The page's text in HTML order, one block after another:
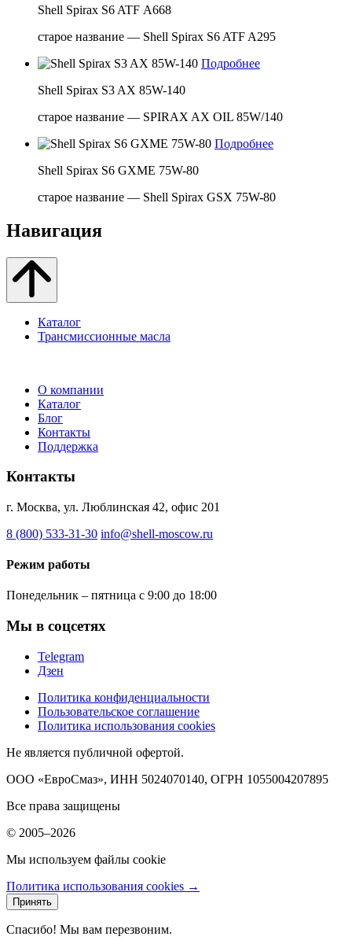
Shell Spirax S6 ATF А668
старое название — Shell Spirax S6 ATF A295
Подробнее
Shell Spirax S3 AX 85W-140
старое название — SPIRAX AX OIL 85W/140
Подробнее
Shell Spirax S6 GXME 75W-80
старое название — Shell Spirax GSX 75W-80
Навигация
Каталог
Трансмиссионные масла
О компании
Каталог
Блог
Контакты
Поддержка
Контакты
г. Москва, ул. Люблинская 42, офис 201
8 (800) 533-31-30 info@shell-moscow.ru
Режим работы
Понедельник – пятница с 9:00 до 18:00
Мы в соцсетях
Telegram
Дзен
Политика конфиденциальности
Пользовательское соглашение
Политика использования cookies
Не является публичной офертой.
ООО «ЕвроСмаз», ИНН 5024070140, ОГРН 1055004207895
Все права защищены
© 2005–2026
Мы используем файлы cookie
Политика использования cookies →
Принять
Спасибо! Мы вам перезвоним.